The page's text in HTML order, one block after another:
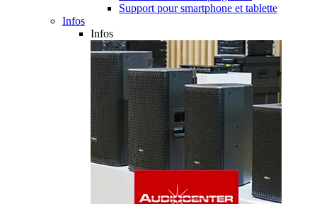
Support pour smartphone et tablette
Infos
Infos